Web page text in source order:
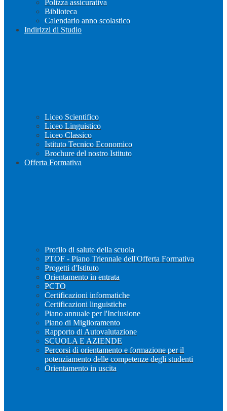
Polizza assicurativa
Biblioteca
Calendario anno scolastico
Indirizzi di Studio
Liceo Scientifico
Liceo Linguistico
Liceo Classico
Istituto Tecnico Economico
Brochure del nostro Istituto
Offerta Formativa
Profilo di salute della scuola
PTOF - Piano Triennale dell'Offerta Formativa
Progetti d'Istituto
Orientamento in entrata
PCTO
Certificazioni informatiche
Certificazioni linguistiche
Piano annuale per l'Inclusione
Piano di Miglioramento
Rapporto di Autovalutazione
SCUOLA E AZIENDE
Percorsi di orientamento e formazione per il
potenziamento delle competenze degli studenti
Orientamento in uscita